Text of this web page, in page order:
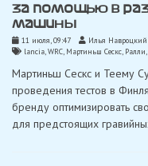
за помощью в
машины
11 июля, 09:47
Илья Навроцкий
lancia,WRC, Мартиньш Сескс, Ралли,
Мартиньш Сескс и Теему
проведения тестов в
бренду оптимизировать
для предстоящих